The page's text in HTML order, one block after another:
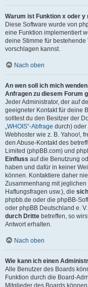
Warum ist Funktion x oder y
Diese Software wurde von
eine Funktion implementiert
deine Stimme für
vorschlagen kannst.
Nach oben
An wen soll ich mich
Anfragen zu diesem Forum
Jeder Administrator, der auf
geeigneter Kontakt für deine
solltest du den Besitzer der
„WHOIS“-Abfrage durch)
Webhoster wie z. B. Yahoo!,
den Abuse-Kontakt des
Limited (phpBB.com) und
Einfluss auf die Benutzung
haben und dafür in keiner
können. Kontaktiere daher
Zusammenhang mit
Haftungsfragen usw.), die
phpbb.de oder die phpBB-
oder phpBB Deutschland e.
durch Dritte betreffen, so
Antwort erhalten.
Nach oben
Wie kann ich einen
Alle Benutzer des Boards
Funktion durch die Board-
Mitglieder des Boards